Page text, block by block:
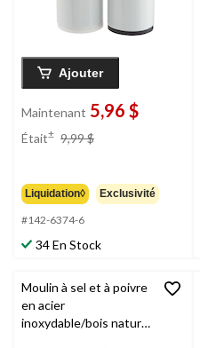
Ajouter
Maintenant 5,96 $
Était± 9,99 $
Liquidation◊ Exclusivité
#142-6374-6
34 En Stock
Moulin à sel et à poivre
en acier
inoxydable/bois naturel